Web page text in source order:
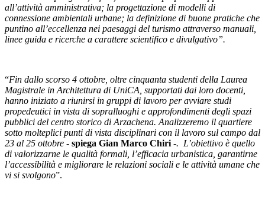
all’attività amministrativa; la progettazione di modelli di
connessione ambientali urbane; la definizione di buone pratiche che
puntino all’eccellenza nei paesaggi del turismo attraverso manuali,
linee guida e ricerche a carattere scientifico e divulgativo”.
“Fin dallo scorso 4 ottobre, oltre cinquanta studenti della Laurea
Magistrale in Architettura di UniCA, supportati dai loro docenti,
hanno iniziato a riunirsi in gruppi di lavoro per avviare studi
propedeutici in vista di sopralluoghi e approfondimenti degli spazi
pubblici del centro storico di Arzachena. Analizzeremo il quartiere
sotto molteplici punti di vista disciplinari con il lavoro sul campo dal
23 al 25 ottobre - spiega Gian Marco Chiri -. L’obiettivo è quello
di valorizzarne le qualità formali, l’efficacia urbanistica, garantirne
l’accessibilità e migliorare le relazioni sociali e le attività umane che
vi si svolgono”.